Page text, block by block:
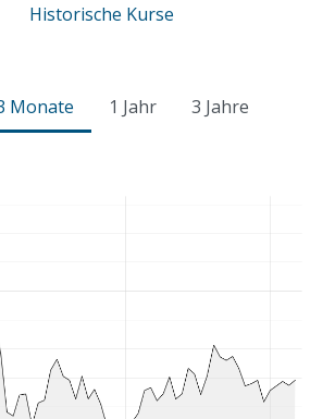
Historische Kurse
Monate 1 Jahr
3 Jahre